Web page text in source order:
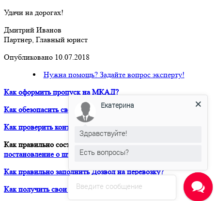
Удачи на дорогах!
Дмитрий Иванов
Партнер, Главный юрист
Опубликовано 10.07.2018
Нужна помощь? Задайте вопрос эксперту!
Как оформить пропуск на МКАД?
Как обезопасить свой бизнес при работе с Китаем?
Как проверить контрагента?
Как правильно составить контракт?
постановление о штрафе в Евросоюзе?
Как правильно заполнить Дозвол на перевозку?
Как получить свои деньги за неоплаченный фрахт?
Введите сообщение
Екатерина
Здравствуйте!
Есть вопросы?